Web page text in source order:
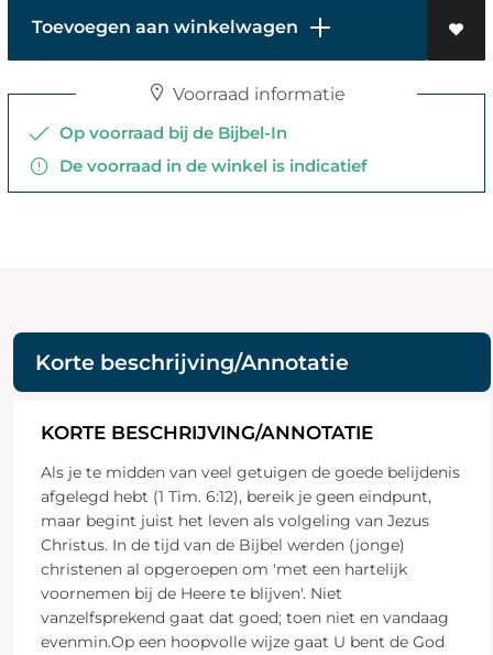
Toevoegen aan winkelwagen
Voorraad informatie
Op voorraad bij de Bijbel-In
De voorraad in de winkel is indicatief
Korte beschrijving/Annotatie
KORTE BESCHRIJVING/ANNOTATIE
Als je te midden van veel getuigen de goede belijdenis
afgelegd hebt (1 Tim. 6:12), bereik je geen eindpunt,
maar begint juist het leven als volgeling van Jezus
Christus. In de tijd van de Bijbel werden (jonge)
christenen al opgeroepen om 'met een hartelijk
voornemen bij de Heere te blijven'. Niet
vanzelfsprekend gaat dat goed; toen niet en vandaag
evenmin.Op een hoopvolle wijze gaat U bent de God